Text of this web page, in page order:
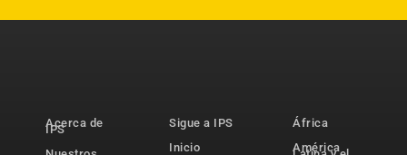
Acerca de
IPS
Sigue a IPS
Inicio
África
América